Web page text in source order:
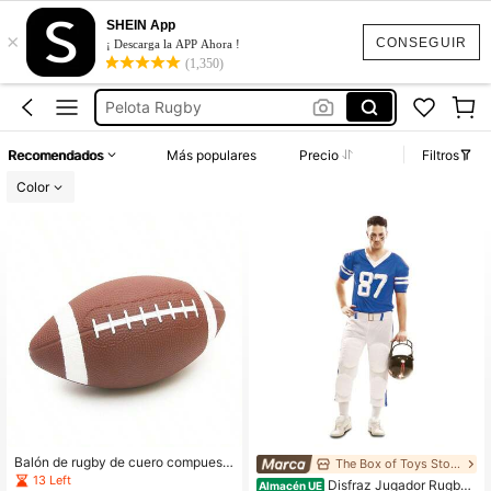
CONSEGUIR
×
SHEIN App
¡ Descarga la APP Ahora !
(1,350)
Casco Rugby Disfraz
Rugby
Balón Rugby
Pelota Rugby
Recomendados Más populares Precio
Filtros
Color
Balón de rugby de cuero compuest
o de 16 cm, balón de fútbol de cuer
13 Left
The Box of Toys Store
Almacén UE Disfraz Jugador Rugby